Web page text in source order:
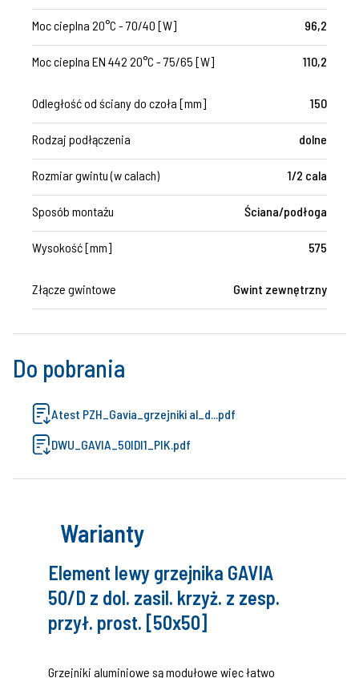
Moc cieplna 20°C - 70/40 [W] 96,2
Moc cieplna EN 442 20°C - 75/65 [W] 110,2
Odległość od ściany do czoła [mm] 150
Rodzaj podłączenia dolne
Rozmiar gwintu (w calach) 1/2 cala
Sposób montażu Ściana/podłoga
Wysokość [mm] 575
Złącze gwintowe Gwint zewnętrzny
Do pobrania
Atest PZH_Gavia_grzejniki al_d...pdf
DWU_GAVIA_50IDI1_PIK.pdf
Warianty
Element lewy grzejnika GAVIA
50/D z dol. zasil. krzyż. z zesp.
przył. prost. [50x50]
Grzejniki aluminiowe są modułowe więc łatwo